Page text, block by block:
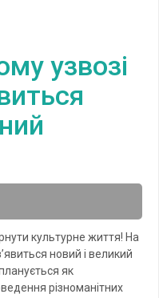
узвозі
культурне життя! На
новий і великий
як
різноманітних